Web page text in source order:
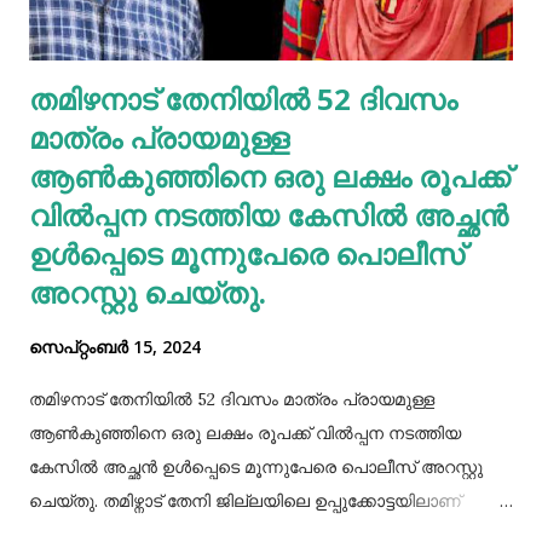
മുടിയിലെ അഴുക്കു നീക്കി വൃത്തിയാക്കി വയ്‌ക്കേണ്ടതും
അത്യാവശ്യം. അല്ലെങ്കില്‍ ഇത് മുടിവളര്‍ച്ചയെ
തടസപ്പെടുത്തും. നല്ല ഭക്ഷണം, വെള്ളം കുടിയ്ക്കുക, നല്ല
ഉറക്കം എന്നിവ മു...
തമിഴനാട് തേനിയില്‍ 52 ദിവസം
മാത്രം പ്രായമുള്ള
ആണ്‍കുഞ്ഞിനെ ഒരു ലക്ഷം രൂപക്ക്
വില്‍പ്പന നടത്തിയ കേസില്‍ അച്ഛൻ
ഉള്‍പ്പെടെ മൂന്നുപേരെ പൊലീസ്
അറസ്റ്റു ചെയ്തു.
സെപ്റ്റംബർ 15, 2024
തമിഴനാട് തേനിയില്‍ 52 ദിവസം മാത്രം പ്രായമുള്ള
ആണ്‍കുഞ്ഞിനെ ഒരു ലക്ഷം രൂപക്ക് വില്‍പ്പന നടത്തിയ
കേസില്‍ അച്ഛൻ ഉള്‍പ്പെടെ മൂന്നുപേരെ പൊലീസ് അറസ്റ്റു
ചെയ്തു. തമിഴ്നാട് തേനി ജില്ലയിലെ ഉപ്പുക്കോട്ടയിലാണ്